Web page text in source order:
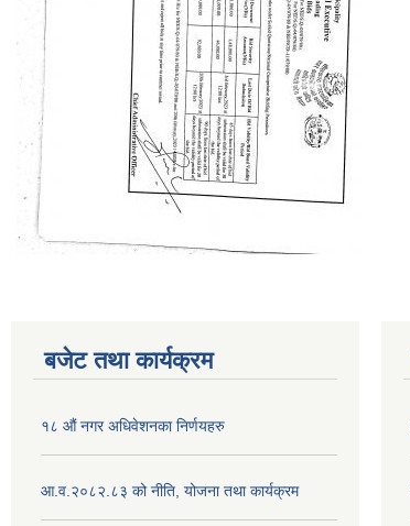
बजेट तथा कार्यक्रम
१८ औं नगर अधिवेशनका निर्णयहरु
आ.व.२०८२.८३ को नीति, योजना तथा कार्यक्रम